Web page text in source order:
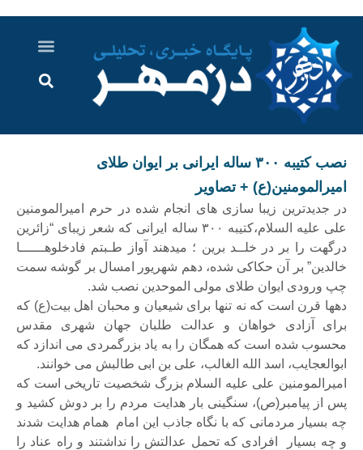
نصب کتیبه ۳۰۰ ساله ایرانی بر ایوان طلای
امیرالمومنین(ع) + تصاویر
در جدیدترین زیبا سازی های انجام شده در حرم امیرالمومنین
علی علیه السلام،کتیبه ۳۰۰ ساله ایرانی که شعر زیبای “زائرین
درگهت را بر در خلــد برین ؛ می‎دهند آواز طـبتم فادخلوهــــــا
خالدین” بر آن حکاکی شده، دهم شهریور امسال بر گوشه سمت
چپ ورودی ایوان طلای مولی الموحدین نصب شد.
دهها قرن است که نه تنها برای شیعیان و محبان اهل بیت(ع) که
برای آزادی خواهان و عدالت طلبان جهان شهری مقدس
محسوب شده است که همگان را به یاد بزرگمردی می اندازد که
ابوالعجایب، اسد الله الغالب، علی بن ابی طالبش می خوانند.
امیرالمومنین علی علیه السلام بزرگ شخصیت تاریخی است که
پس از پیامبر(ص)، سنگینی بار هدایت مردم را بر دوش کشید و
چه بسیار مردمانی که با نگاه جاذب این امام همام هدایت شدند
و چه بسیار افرادی که تحمل عدالتش را نداشتند و راه عناد را